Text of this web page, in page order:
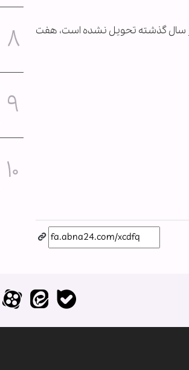
سال گذشته تحویل نشده است، هفت